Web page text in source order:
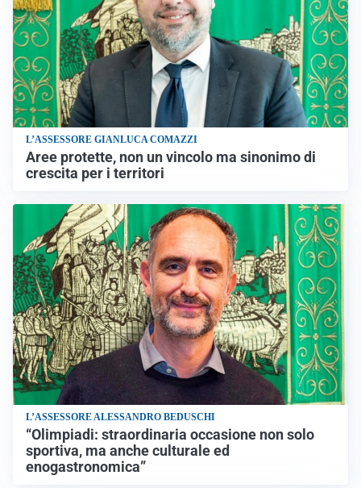
L’ASSESSORE GIANLUCA COMAZZI
Aree protette, non un vincolo ma sinonimo di
crescita per i territori
L’ASSESSORE ALESSANDRO BEDUSCHI
“Olimpiadi: straordinaria occasione non solo
sportiva, ma anche culturale ed
enogastronomica”